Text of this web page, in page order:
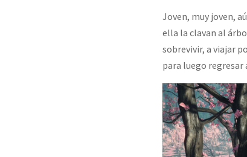
Joven, muy joven,
ella la clavan al
sobrevivir, a viajar
para luego regresar